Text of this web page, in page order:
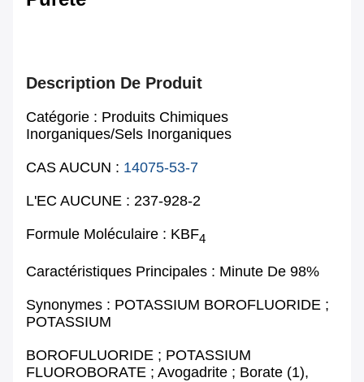
Description De Produit
Catégorie : Produits Chimiques
Inorganiques/sels Inorganiques
CAS AUCUN : 14075-53-7
L'EC AUCUNE : 237-928-2
Formule Moléculaire : KBF4
Caractéristiques Principales : Minute De 98%
Synonymes : POTASSIUM BOROFLUORIDE ;
POTASSIUM
BOROFULUORIDE ; POTASSIUM
FLUOROBORATE ; Avogadrite ; Borate (1),